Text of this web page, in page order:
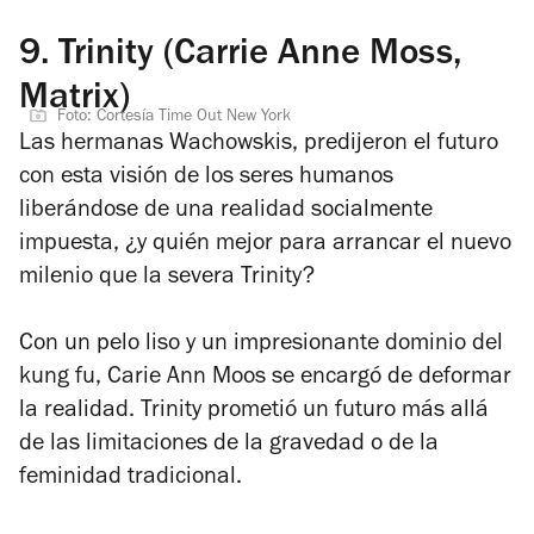
9. Trinity (Carrie Anne Moss,
Matrix)
Foto: Cortesía Time Out New York
Las hermanas Wachowskis, predijeron el futuro
con esta visión de los seres humanos
liberándose de una realidad socialmente
impuesta, ¿y quién mejor para arrancar el nuevo
milenio que la severa Trinity?
Con un pelo liso y un impresionante dominio del
kung fu, Carie Ann Moos se encargó de deformar
la realidad. Trinity prometió un futuro más allá
de las limitaciones de la gravedad o de la
feminidad tradicional.